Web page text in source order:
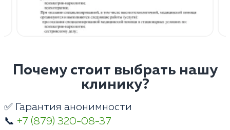
Почему стоит выбрать нашу
клинику?
✅ Гарантия анонимности
📞 +7 (879) 320-08-37